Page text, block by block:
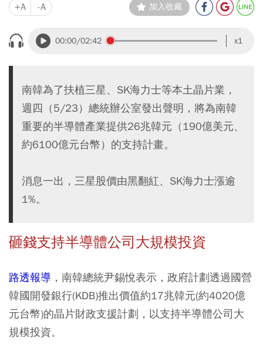
+A -A 加入收藏
00:00/02:42 x1
南韓為了扶植三星、SK海力士等本土晶片業，
週四（5/23）總統辦公室發出聲明，將為南韓
重要的半導體產業提供26兆韓元（190億美元、
約6100億元台幣）的支持計畫。
消息一出，三星股價由黑翻紅、SK海力士漲逾
1%。
砸錢支持半導體公司大規模投資
路透報導 ，南韓總統尹錫悅表示，政府計劃透過國營
韓國開發銀行(KDB)推出價值約17兆韓元(約4020億
元台幣)的晶片財政支援計劃，以支持半導體公司大
規模投資。